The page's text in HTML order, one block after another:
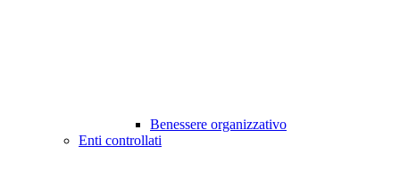
Benessere organizzativo
Enti controllati